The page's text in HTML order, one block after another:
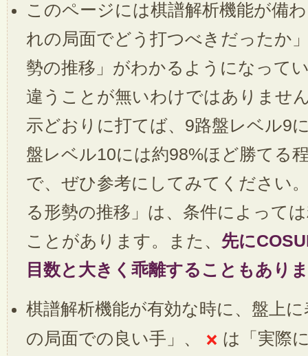
このページには棋譜解析機能が備
れの局面でどう打つべきだったか
勢の推移」がわかるようになって
違うことが無いわけではありませ
示どおりに打てば、9路盤レベル9
盤レベル10には約98%ほど勝てる
で、ぜひ参考にしてみてください
る形勢の推移」は、条件によって
ことがあります。また、 先に
目数と大きく乖離することもあり
棋譜解析機能が有効な時に、盤上
の局面での良い手」、 × は「実際